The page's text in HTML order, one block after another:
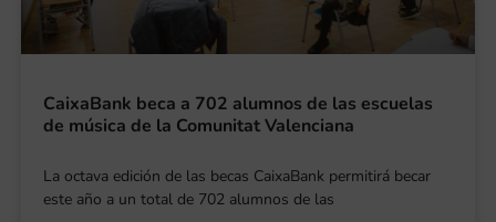
CaixaBank beca a 702 alumnos de las escuelas
de música de la Comunitat Valenciana
La octava edición de las becas CaixaBank permitirá becar
este año a un total de 702 alumnos de las